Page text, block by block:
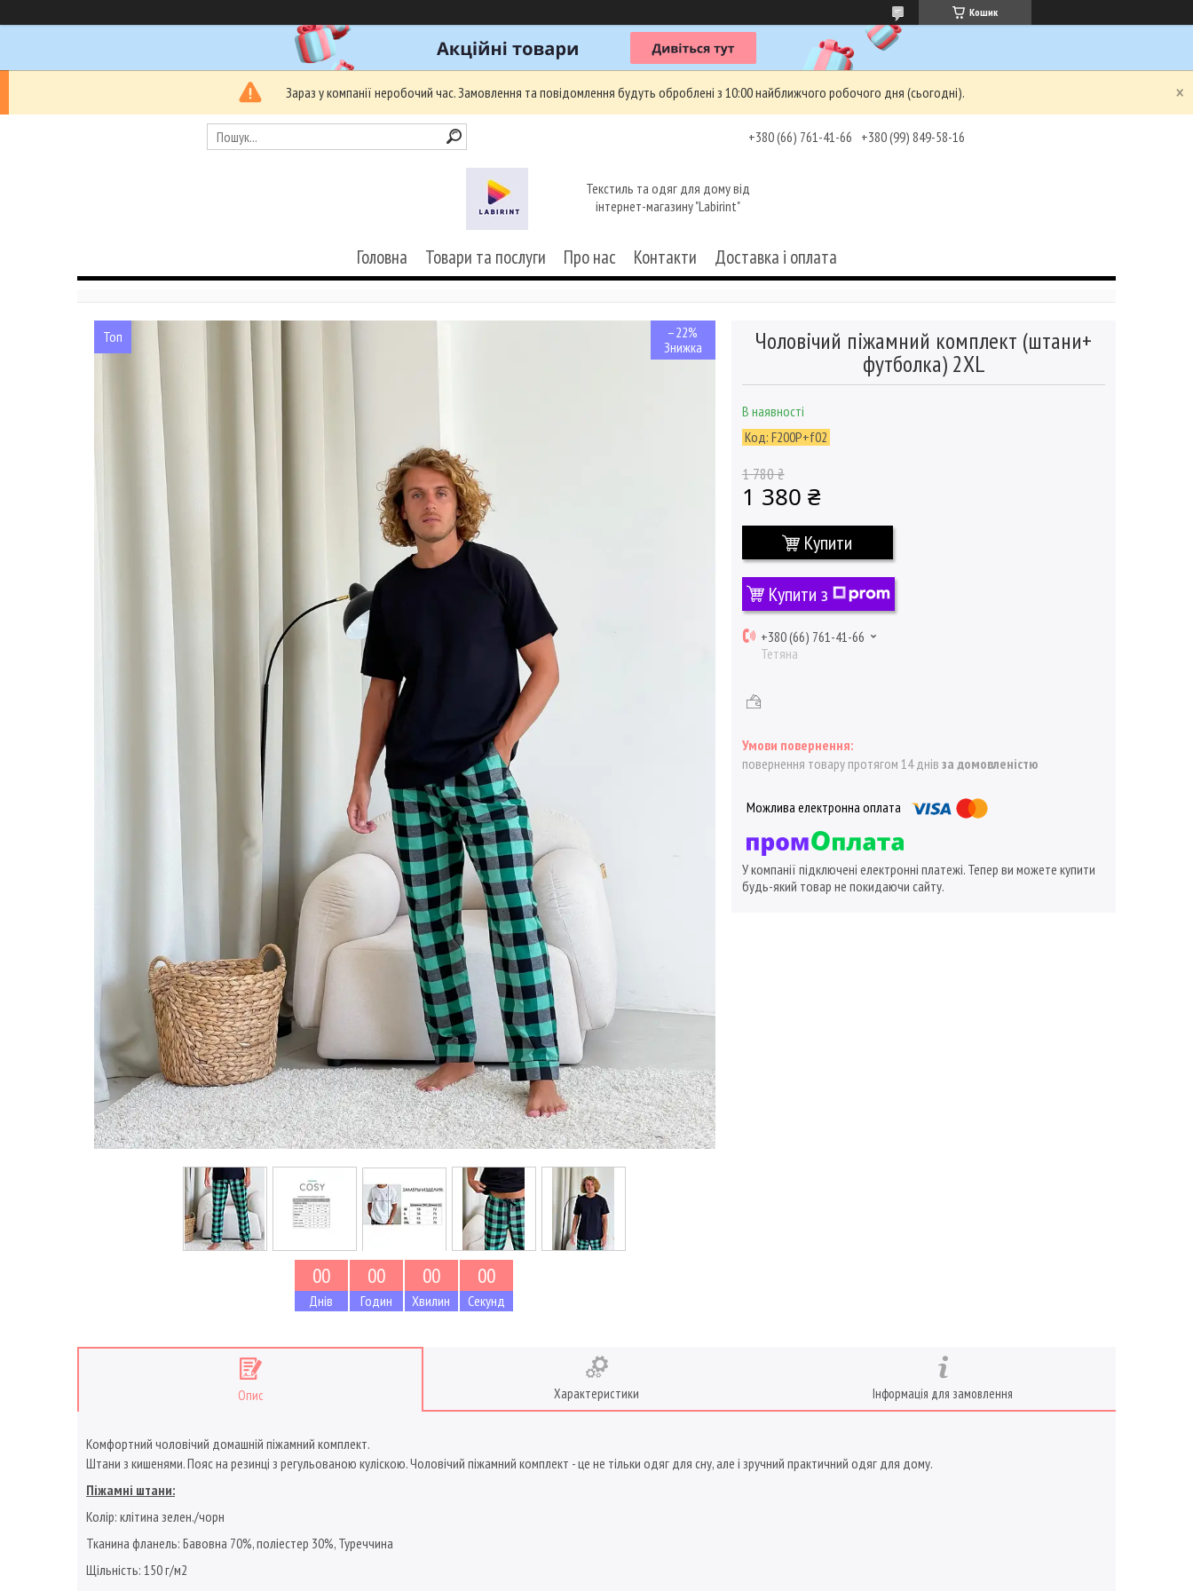
Кошик
Зараз у компанії неробочий час. Замовлення та повідомлення будуть оброблені з 10:00 найближчого робочого дня (сьогодні).
+380 (66) 761-41-66 +380 (99) 849-58-16
Текстиль та одяг для дому від
інтернет-магазину "Labirint"
Головна Товари та послуги Про нас Контакти Доставка і оплата
Топ –22%
00
Днів
00
Годин
00
Хвилин
00
Секунд
Чоловічий піжамний комплект (штани+
футболка) 2XL
В наявності
Код: F200P+f02
1 780 ₴
1 380 ₴
Купити
Купити з
+380 (66) 761-41-66
Тетяна
повернення товару протягом 14 днів за домовленістю
У компанії підключені електронні платежі. Тепер ви можете купити
будь-який товар не покидаючи сайту.
Опис Характеристики Інформація для замовлення
Комфортний чоловічий домашній піжамний комплект.
Штани з кишенями. Пояс на резинці з регульованою куліскою. Чоловічий піжамний комплект - це не тільки одяг для сну, але і зручний практичний одяг для дому.
Піжамні штани:
Колір: клітина зелен./чорн
Тканина фланель: Бавовна 70%, поліестер 30%, Туреччина
Щільність: 150 г/м2